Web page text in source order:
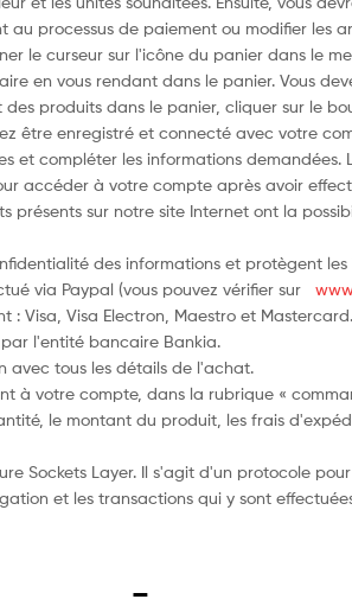
processus de paiement ou modifier les
le curseur sur l'icône du panier dans le
en vous rendant dans le panier. Vous
produits dans le panier, cliquer sur le
être enregistré et connecté avec votre
et compléter les informations
accéder à votre compte après avoir
présents sur notre site Internet ont la
des informations et protègent
via Paypal (vous pouvez vérifier sur
Visa, Visa Electron, Maestro et
l'entité bancaire Bankia.
avec tous les détails de l'achat.
votre compte, dans la rubrique «
le montant du produit, les frais
Sockets Layer. Il s'agit d'un protocole
et les transactions qui y sont
–